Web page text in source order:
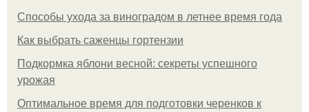
Способы ухода за виноградом в летнее время года
Как выбрать саженцы гортензии
Подкормка яблони весной: секреты успешного
урожая
Оптимальное время для подготовки черенков к